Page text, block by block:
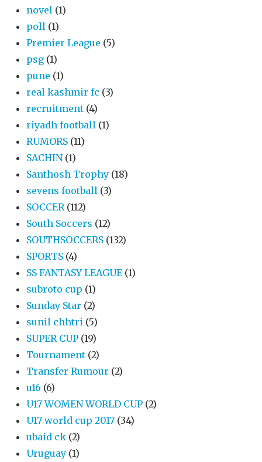
novel (1)
poll (1)
Premier League (5)
psg (1)
pune (1)
real kashmir fc (3)
recruitment (4)
riyadh football (1)
RUMORS (11)
SACHIN (1)
Santhosh Trophy (18)
sevens football (3)
SOCCER (112)
South Soccers (12)
SOUTHSOCCERS (132)
SPORTS (4)
SS FANTASY LEAGUE (1)
subroto cup (1)
Sunday Star (2)
sunil chhtri (5)
SUPER CUP (19)
Tournament (2)
Transfer Rumour (2)
u16 (6)
U17 WOMEN WORLD CUP (2)
U17 world cup 2017 (34)
ubaid ck (2)
Uruguay (1)